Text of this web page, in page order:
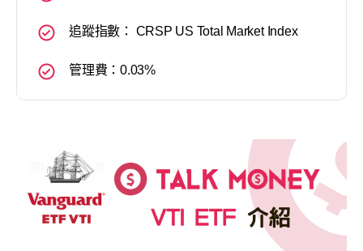
追蹤指數： CRSP US Total Market Index
管理費：0.03%